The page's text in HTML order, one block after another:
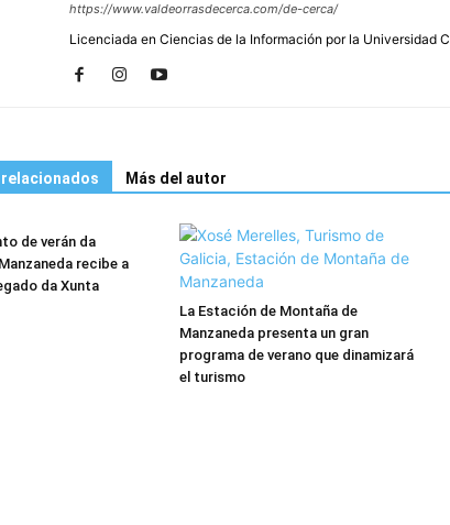
https://www.valdeorrasdecerca.com/de-cerca/
Licenciada en Ciencias de la Información por la Universidad
Más del autor
de verán da
recibe a
da Xunta
La Estación de Montaña de
Manzaneda presenta un gran
programa de verano que dinamizará
el turismo